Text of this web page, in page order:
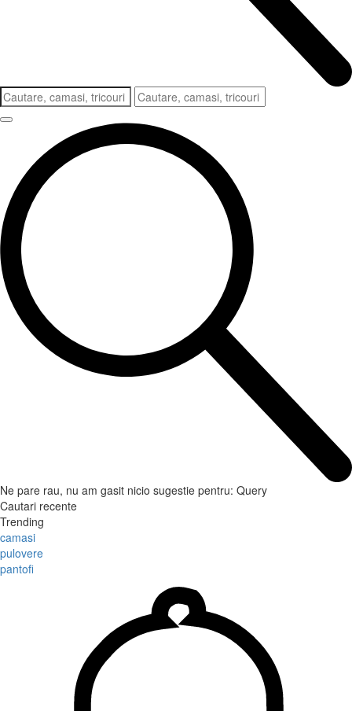
Ne pare rau, nu am gasit nicio sugestie pentru: Query
Cautari recente
Trending
camasi
pulovere
pantofi